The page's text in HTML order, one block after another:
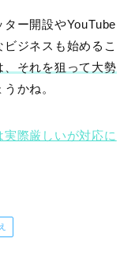
ー開設やYouTube
ジネスも始めるこ
、それを狙って大勢
かね。
際厳しいが対応に